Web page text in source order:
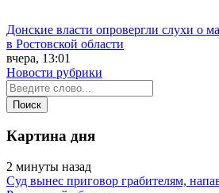
Донские власти опровергли слухи о
в Ростовской области
вчера, 13:01
Новости рубрики
Картина дня
2 минуты назад
Суд вынес приговор грабителям,